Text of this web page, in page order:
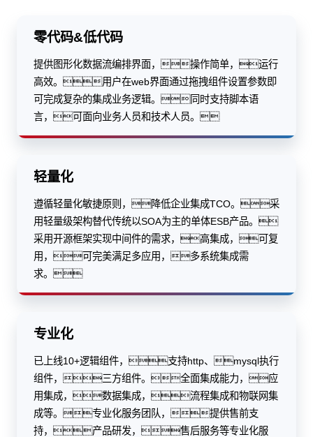
零代码&低代码
提供图形化数据流编排界面，操作简单，运行
高效。用户在web界面通过拖拽组件设置参数即
可完成复杂的集成业务逻辑。同时支持脚本语
言，可面向业务人员和技术人员。
轻量化
遵循轻量化敏捷原则，降低企业集成TCO。采
用轻量级架构替代传统以SOA为主的单体ESB产品。
采用开源框架实现中间件的需求，高集成，可复
用，可完美满足多应用，多系统集成需
求。
专业化
已上线10+逻辑组件，支持http、mysql执行
组件，三方组件。全面集成能力，应
用集成，数据集成，流程集成和物联网集
成等。专业化服务团队，提供售前支
持，产品研发，售后服务等专业化服